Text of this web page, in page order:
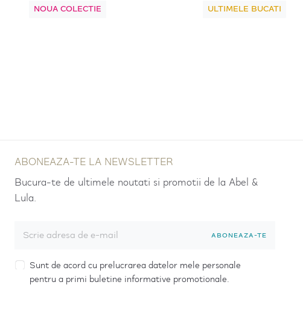
NOUA COLECTIE ULTIMELE BUCATI
ABONEAZA-TE LA NEWSLETTER
Bucura-te de ultimele noutati si promotii de la Abel &
Lula.
ABONEAZA-TE
Sunt de acord cu prelucrarea datelor mele personale
pentru a primi buletine informative promotionale.